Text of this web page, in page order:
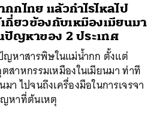
กไทย แล้วกำไรไหลไป
กี่ยวข้องกับเหมืองเมียนมา
ญหาของ 2 ประเทศ
หาสารพิษในแม่น้ำกก ตั้งแต่
สาหกรรมเหมืองในเมียนมา ท่าที
า ไปจนถึงเครื่องมือในการเจรจา
ญหาที่ต้นเหตุ